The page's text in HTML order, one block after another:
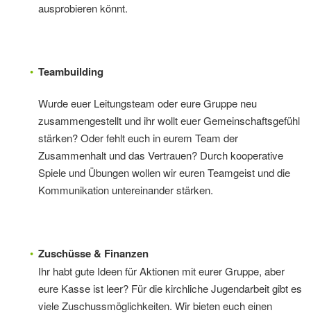
ausprobieren könnt.
Teambuilding
Wurde euer Leitungsteam oder eure Gruppe neu
zusammengestellt und ihr wollt euer Gemeinschaftsgefühl
stärken? Oder fehlt euch in eurem Team der
Zusammenhalt und das Vertrauen? Durch kooperative
Spiele und Übungen wollen wir euren Teamgeist und die
Kommunikation untereinander stärken.
Zuschüsse & Finanzen
Ihr habt gute Ideen für Aktionen mit eurer Gruppe, aber
eure Kasse ist leer? Für die kirchliche Jugendarbeit gibt es
viele Zuschussmöglichkeiten. Wir bieten euch einen